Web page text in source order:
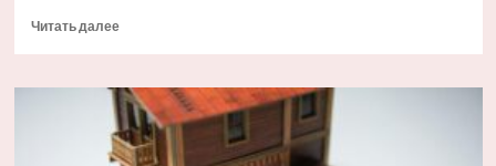
Читать далееПрочитать
Глава
ЦБ
назвала
факторы,